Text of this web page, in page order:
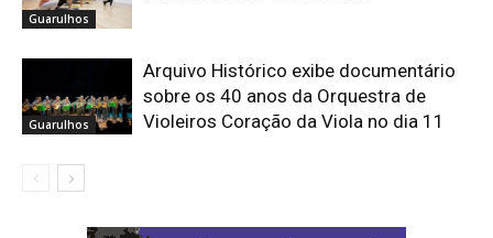
Guarulhos
Guarulhos
Arquivo Histórico exibe documentário
sobre os 40 anos da Orquestra de
Violeiros Coração da Viola no dia 11